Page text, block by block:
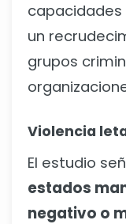
capacidades
un
grupos
Violencia
El estudio
estados
negativo o